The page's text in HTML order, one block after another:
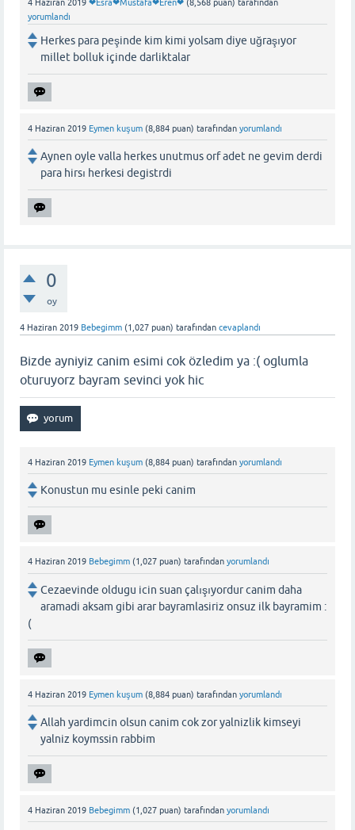
4 Haziran 2019 ❤Esra❤Mustafa❤Eren❤ (8,568 puan) tarafından
yorumlandı
Herkes para peşinde kim kimi yolsam diye uğraşıyor
millet bolluk içinde darliktalar
4 Haziran 2019 Eymen kuşum (8,884 puan) tarafından yorumlandı
Aynen oyle valla herkes unutmus orf adet ne gevim derdi
para hirsı herkesi degistrdi
0
oy
4 Haziran 2019 Bebegimm (1,027 puan) tarafından cevaplandı
Bizde ayniyiz canim esimi cok özledim ya :( oglumla
oturuyorz bayram sevinci yok hic
4 Haziran 2019 Eymen kuşum (8,884 puan) tarafından yorumlandı
Konustun mu esinle peki canim
4 Haziran 2019 Bebegimm (1,027 puan) tarafından yorumlandı
Cezaevinde oldugu icin suan çalışıyordur canim daha
aramadi aksam gibi arar bayramlasiriz onsuz ilk bayramim :
(
4 Haziran 2019 Eymen kuşum (8,884 puan) tarafından yorumlandı
Allah yardimcin olsun canim cok zor yalnizlik kimseyi
yalniz koymssin rabbim
4 Haziran 2019 Bebegimm (1,027 puan) tarafından yorumlandı